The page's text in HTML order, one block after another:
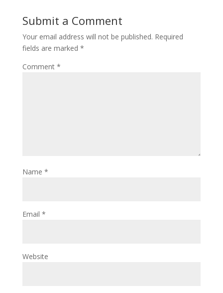
Submit a Comment
Your email address will not be published. Required
fields are marked *
Comment *
Name *
Email *
Website